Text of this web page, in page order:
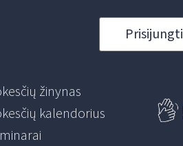
Prisijungti
žinynas
kalendorius